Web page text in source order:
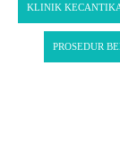
KLINIK
PROSEDUR